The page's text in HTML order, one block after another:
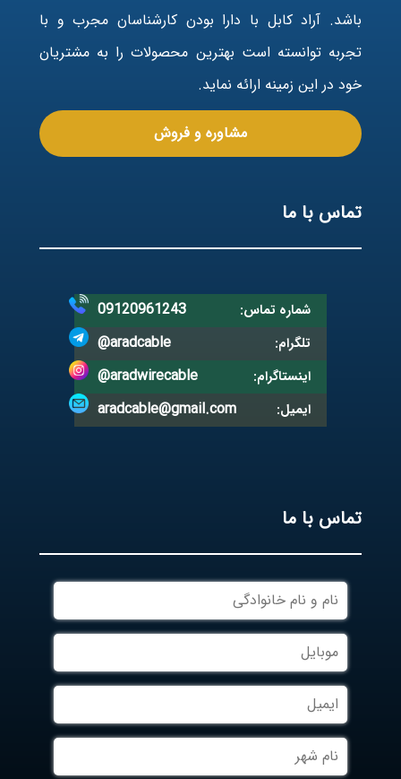
باشد. آراد کابل با دارا بودن کارشناسان مجرب و با
تجربه توانسته است بهترین محصولات را به مشتریان
خود در این زمینه ارائه نماید.
مشاوره و فروش
تماس با ما
شماره تماس: 09120961243
تلگرام: @aradcable
اینستاگرام: @aradwirecable
ایمیل: aradcable@gmail.com
تماس با ما